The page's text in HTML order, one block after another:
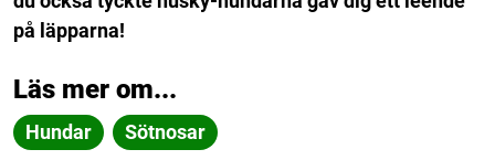
på läpparna!
Läs mer om...
Hundar Sötnosar